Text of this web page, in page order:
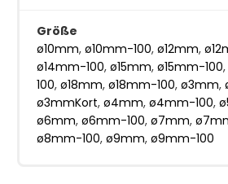
Größe
ø10mm, ø10mm-100, ø12mm,
ø14mm-100, ø15mm, ø15mm-100,
100, ø18mm, ø18mm-100, ø3mm,
ø3mmKort, ø4mm, ø4mm-100,
ø6mm, ø6mm-100, ø7mm,
ø8mm-100, ø9mm, ø9mm-100